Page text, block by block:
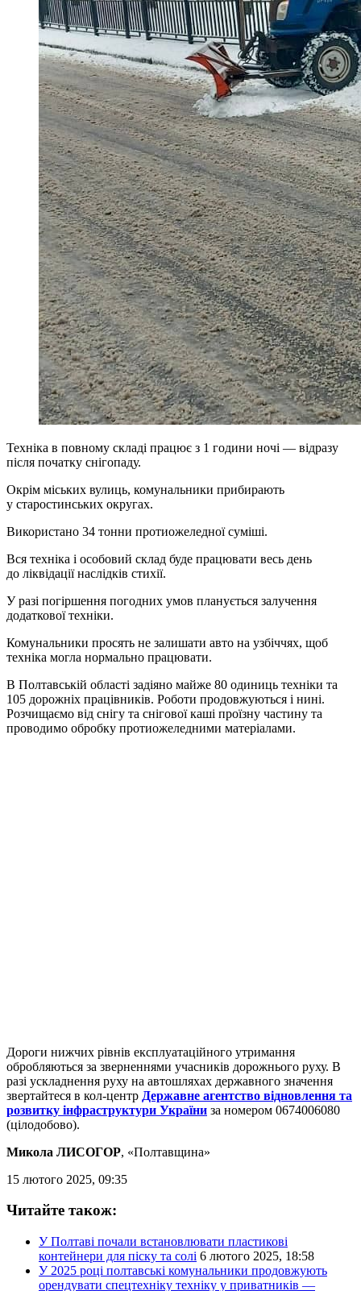
Техніка в повному складі працює з 1 години ночі — відразу
після початку снігопаду.
Окрім міських вулиць, комунальники прибирають
у старостинських округах.
Використано 34 тонни протиожеледної суміші.
Вся техніка і особовий склад буде працювати весь день
до ліквідації наслідків стихії.
У разі погіршення погодних умов планується залучення
додаткової техніки.
Комунальники просять не залишати авто на узбіччях, щоб
техніка могла нормально працювати.
В Полтавській області задіяно майже 80 одиниць техніки та
105 дорожніх працівників. Роботи продовжуються і нині.
Розчищаємо від снігу та снігової каші проїзну частину та
проводимо обробку протиожеледними матеріалами.
Дороги нижчих рівнів експлуатаційного утримання
обробляються за зверненнями учасників дорожнього руху. В
разі ускладнення руху на автошляхах державного значення
звертайтеся в кол-центр Державне агентство відновлення та
розвитку інфраструктури України за номером 0674006080
(цілодобово).
Микола ЛИСОГОР, «Полтавщина»
15 лютого 2025, 09:35
Читайте також:
У Полтаві почали встановлювати пластикові
контейнери для піску та солі 6 лютого 2025, 18:58
У 2025 році полтавські комунальники продовжують
орендувати спецтехніку техніку у приватників —